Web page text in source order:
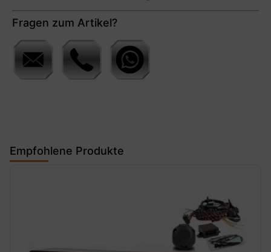
Fragen zum Artikel?
Empfohlene Produkte